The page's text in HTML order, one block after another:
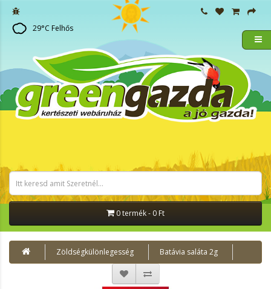
29°C Felhős
0 termék - 0 Ft
Zöldségkülönlegesség Batávia saláta 2g